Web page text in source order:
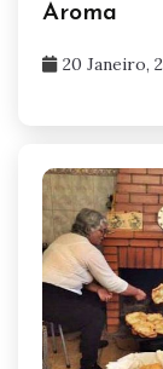
Aroma
20 Janeiro,